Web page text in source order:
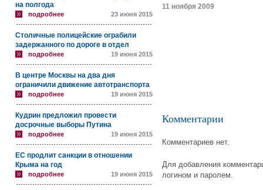
на полгода
подробнее 23 июня 2015
Столичные полицейские ограбили
задержанного по дороге в отдел
подробнее 19 июня 2015
В центре Москвы на два дня
ограничили движение автотранспорта
подробнее 19 июня 2015
Кудрин предложил провести
досрочные выборы Путина
подробнее 19 июня 2015
ЕС продлит санкции в отношении
Крыма на год
подробнее 19 июня 2015
11 ноября 2009
Комментарии
Комментариев нет.
Для добавления
логином и паролем.